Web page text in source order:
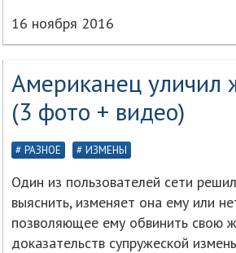
16 ноября 2016
Американец уличил
(3 фото + видео)
РАЗНОЕ ИЗМЕНЫ
Один из пользователей сети
выяснить, изменяет она ему или
позволяющее ему обвинить свою
доказательств супружеской